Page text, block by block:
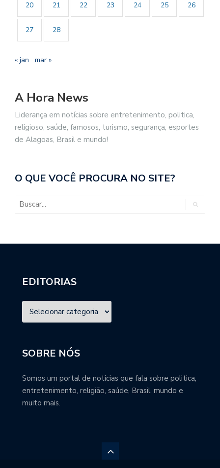
20 21 22 23 24 25 26
27 28
« jan mar »
A Hora News
Liderança em notícias sobre entretenimento, politica,
religioso, saúde, famosos, turismo, segurança, esportes
de Alagoas, Brasil e mundo!
O QUE VOCÊ PROCURA NO SITE?
EDITORIAS
SOBRE NÓS
Somos um portal de noticias que fala sobre politica,
entretenimento, religião, saúde, Brasil, mundo e
muito mais.